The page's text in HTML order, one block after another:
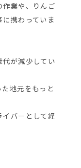
業や、りんご
携わっていま
が減少してい
地元をもっと
バーとして経